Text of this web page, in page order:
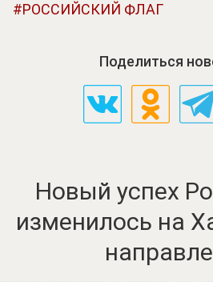
РОССИЙСКИЙ ФЛАГ
Поделиться
Новый успех
изменилось на